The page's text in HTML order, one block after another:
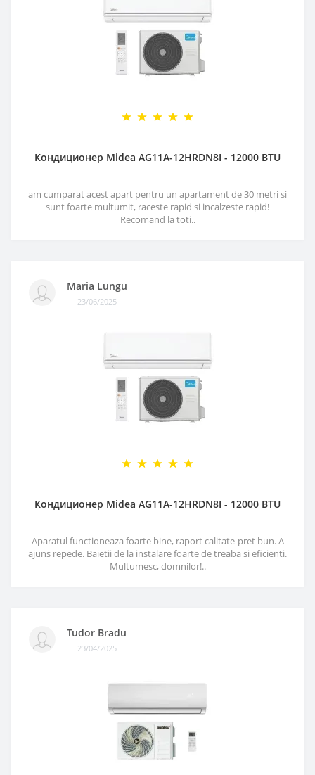
Кондиционер Midea AG11A-12HRDN8I - 12000 BTU
am cumparat acest apart pentru un apartament de 30 metri si
sunt foarte multumit, raceste rapid si incalzeste rapid!
Recomand la toti..
Maria Lungu
23/06/2025
Кондиционер Midea AG11A-12HRDN8I - 12000 BTU
Aparatul functioneaza foarte bine, raport calitate-pret bun. A
ajuns repede. Baietii de la instalare foarte de treaba si eficienti.
Multumesc, domnilor!..
Tudor Bradu
23/04/2025